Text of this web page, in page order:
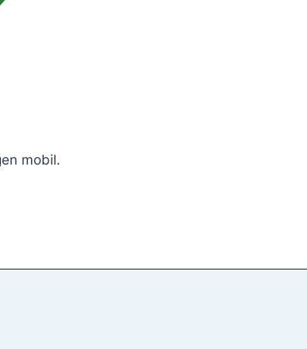
mobil.